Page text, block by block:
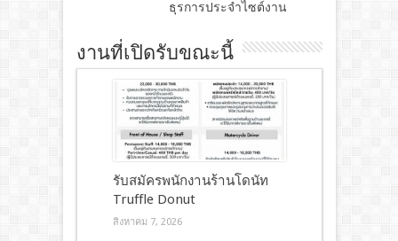
ธุรการประจำไซต์งาน
งานที่เปิดรับขณะนี้
รับสมัครพนักงานร้านโดนัท
Truffle Donut
สิงหาคม 7, 2026